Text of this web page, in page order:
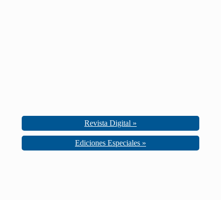
Revista Digital »
Ediciones Especiales »